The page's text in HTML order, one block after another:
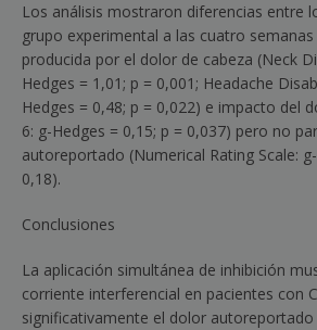
Los análisis mostraron diferencias entre
grupo experimental a las cuatro
producida por el dolor de cabeza (Neck
Hedges = 1,01; p = 0,001; Headache
Hedges = 0,48; p = 0,022) e impacto del
6: g-Hedges = 0,15; p = 0,037) pero no
autoreportado (Numerical Rating Scale:
0,18).
Conclusiones
La aplicación simultánea de inhibición
corriente interferencial en pacientes con
significativamente el dolor